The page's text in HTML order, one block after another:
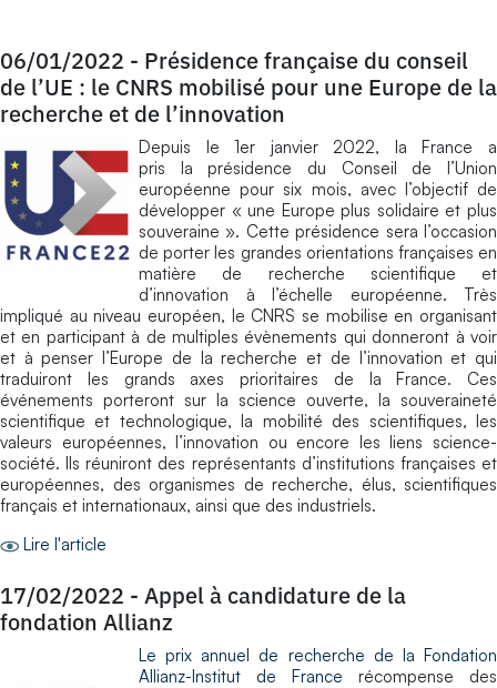
06/01/2022 - Présidence française du conseil
de l’UE : le CNRS mobilisé pour une Europe de la
recherche et de l’innovation
Depuis le 1er janvier 2022, la France a
pris la présidence du Conseil de l’Union
européenne pour six mois, avec l’objectif de
développer « une Europe plus solidaire et plus
souveraine ». Cette présidence sera l’occasion
de porter les grandes orientations françaises en
matière de recherche scientifique et
d’innovation à l’échelle européenne. Très
impliqué au niveau européen, le CNRS se mobilise en organisant
et en participant à de multiples évènements qui donneront à voir
et à penser l’Europe de la recherche et de l’innovation et qui
traduiront les grands axes prioritaires de la France. Ces
événements porteront sur la science ouverte, la souveraineté
scientifique et technologique, la mobilité des scientifiques, les
valeurs européennes, l’innovation ou encore les liens science-
société. Ils réuniront des représentants d’institutions françaises et
européennes, des organismes de recherche, élus, scientifiques
français et internationaux, ainsi que des industriels.
Lire l'article
17/02/2022 - Appel à candidature de la
fondation Allianz
Le prix annuel de recherche de la Fondation
Allianz-Institut de France récompense des